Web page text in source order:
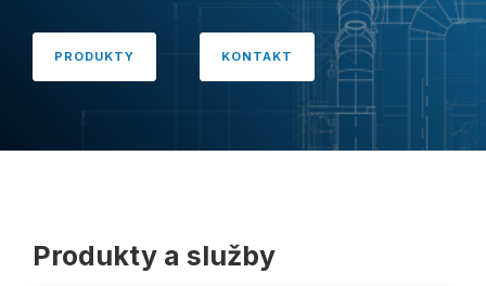
PRODUKTY KONTAKT
Produkty a služby